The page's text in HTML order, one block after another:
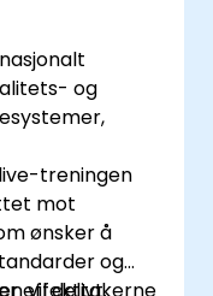
og
treningen
mot
ønsker å
og